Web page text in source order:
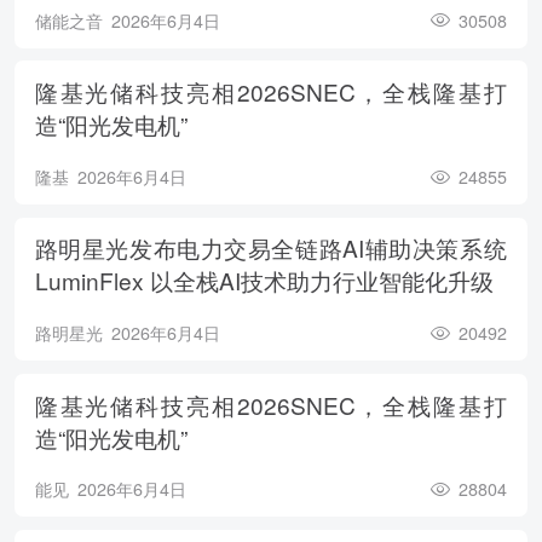
储能之音 2026年6月4日 30508
隆基光储科技亮相2026SNEC，全栈隆基打
造“阳光发电机”
隆基 2026年6月4日 24855
路明星光发布电力交易全链路AI辅助决策系统
LuminFlex 以全栈AI技术助力行业智能化升级
路明星光 2026年6月4日 20492
隆基光储科技亮相2026SNEC，全栈隆基打
造“阳光发电机”
能见 2026年6月4日 28804